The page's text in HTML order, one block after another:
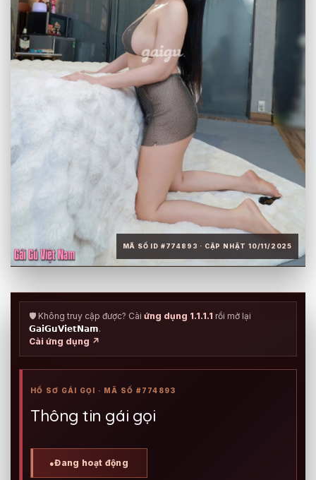
MÃ SỐ ID #774893 · CẬP NHẬT 10/11/2025
🛡️ Không truy cập được? Cài ứng dụng 1.1.1.1 rồi mở lại
𝗚𝗮𝗶𝗚𝘂𝗩𝗶𝗲𝘁𝗡𝗮𝗺.
Cài ứng dụng ↗
HỒ SƠ GÁI GỌI · MÃ SỐ #774893
Thông tin gái gọi
●Đang hoạt động